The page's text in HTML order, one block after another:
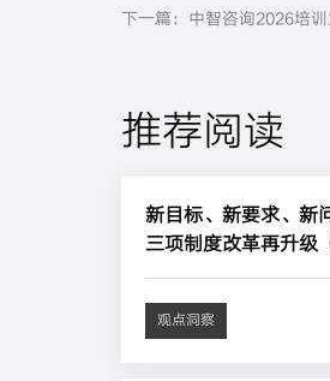
下一篇：中智咨询2026培
推荐阅读
新目标、新要求、新
三项制度改革再升级
观点洞察